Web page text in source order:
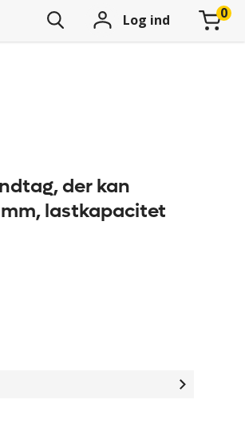
Log ind
der kan
mm, lastkapacitet